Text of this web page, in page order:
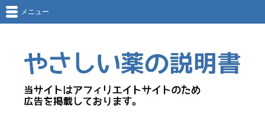
メニュー